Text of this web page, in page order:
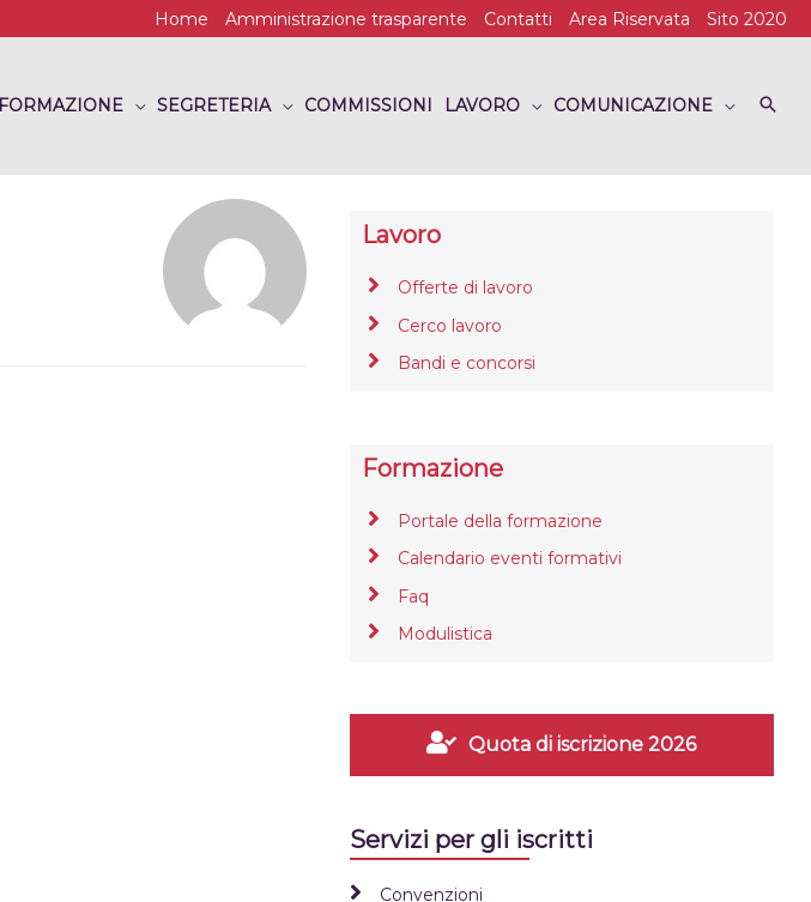
Home Amministrazione trasparente Contatti Area Riservata Sito 2020
FORMAZIONE SEGRETERIA COMMISSIONI LAVORO COMUNICAZIONE
Lavoro
Offerte di lavoro
Cerco lavoro
Bandi e concorsi
Formazione
Portale della formazione
Calendario eventi formativi
Faq
Modulistica
Quota di iscrizione 2026
Servizi per gli iscritti
Convenzioni